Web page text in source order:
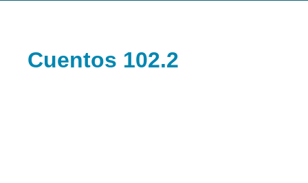
Cuentos 102.2